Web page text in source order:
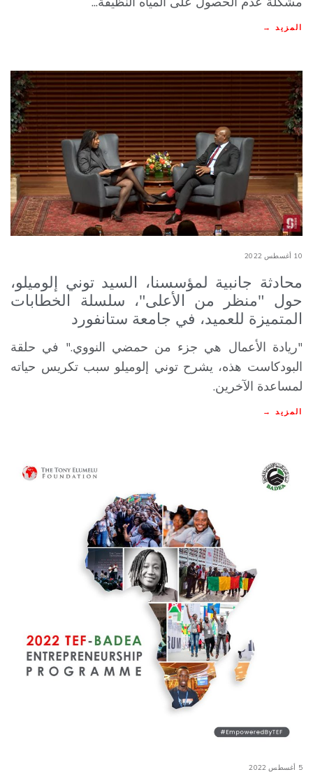
المزيد →
10 أغسطس 2022
محادثة جانبية لمؤسسنا، السيد توني إلوميلو،
حول "منظر من الأعلى"، سلسلة الخطابات
المتميزة للعميد، في جامعة ستانفورد
"ريادة الأعمال هي جزء من حمضي النووي." في حلقة
البودكاست هذه، يشرح توني إلوميلو سبب تكريس حياته
لمساعدة الآخرين.
المزيد →
5 أغسطس 2022